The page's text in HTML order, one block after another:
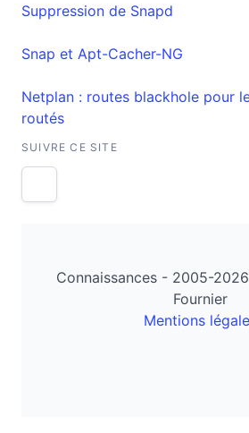
Suppression de Snapd
Snap et Apt-Cacher-NG
Netplan : routes blackhole pour
routés
SUIVRE CE SITE
Connaissances - 2005-
Fournier
Mentions